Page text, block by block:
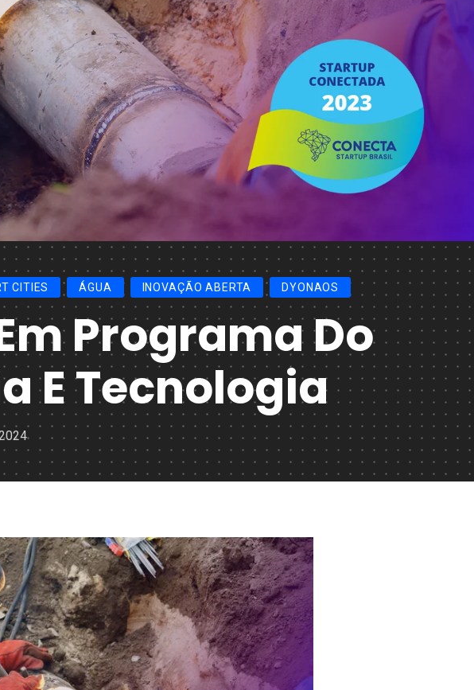
CITIES ÁGUA INOVAÇÃO ABERTA DYONAOS
Programa Do
E Tecnologia